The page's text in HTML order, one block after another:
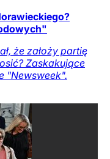
że założy partię
Zaskakujące
"Newsweek".